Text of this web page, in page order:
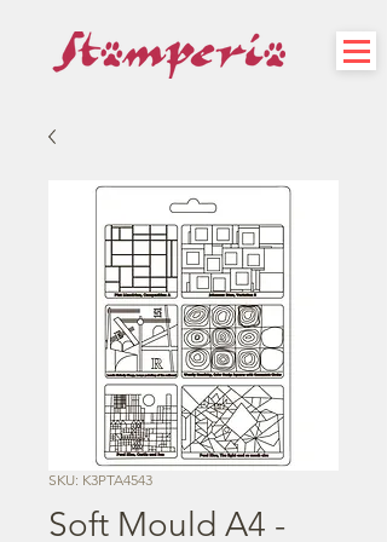
SKU: K3PTA4543
Soft Mould A4 -